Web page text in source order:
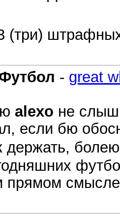
(три)
- great
alexo не
если бю
держать,
прямом